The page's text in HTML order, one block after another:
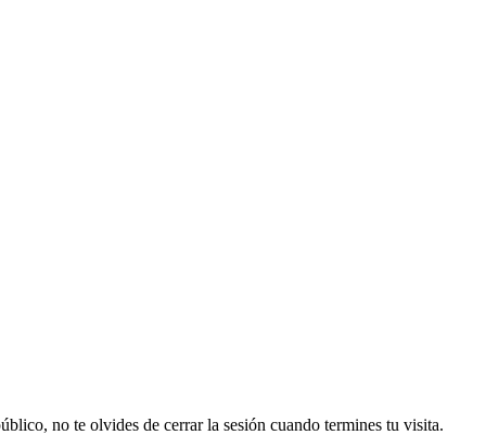
no te olvides de cerrar la sesión cuando termines tu visita.